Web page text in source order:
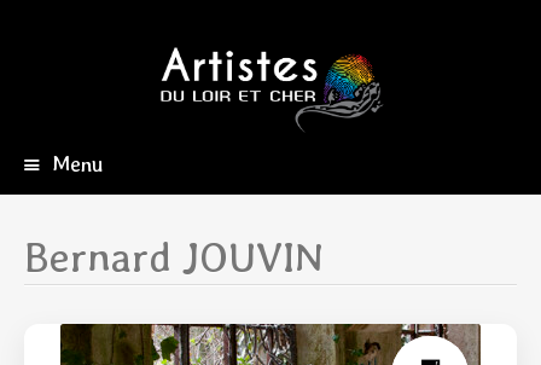
Menu
principal
Bernard JOUVIN